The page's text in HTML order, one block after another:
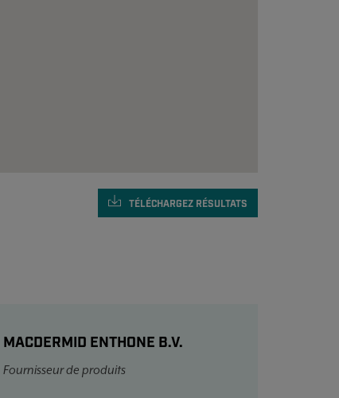
TÉLÉCHARGEZ RÉSULTATS
MACDERMID ENTHONE B.V.
Fournisseur de produits